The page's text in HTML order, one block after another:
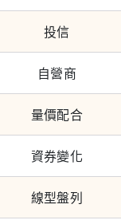
投信
自營商
量價配合
資券變化
線型盤列